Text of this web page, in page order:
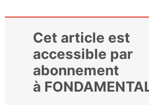
Cet article est
accessible par
abonnement
à